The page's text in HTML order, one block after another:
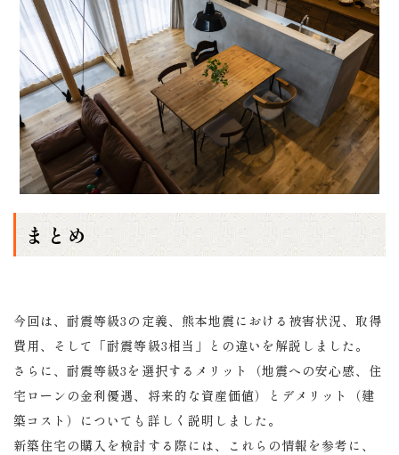
まとめ
今回は、耐震等級3の定義、熊本地震における被害状況、取得
費用、そして「耐震等級3相当」との違いを解説しました。
さらに、耐震等級3を選択するメリット（地震への安心感、住
宅ローンの金利優遇、将来的な資産価値）とデメリット（建
築コスト）についても詳しく説明しました。
新築住宅の購入を検討する際には、これらの情報を参考に、